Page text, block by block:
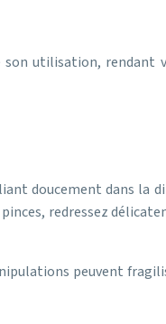
son utilisation, rendant
doucement dans la
pinces, redressez
peuvent